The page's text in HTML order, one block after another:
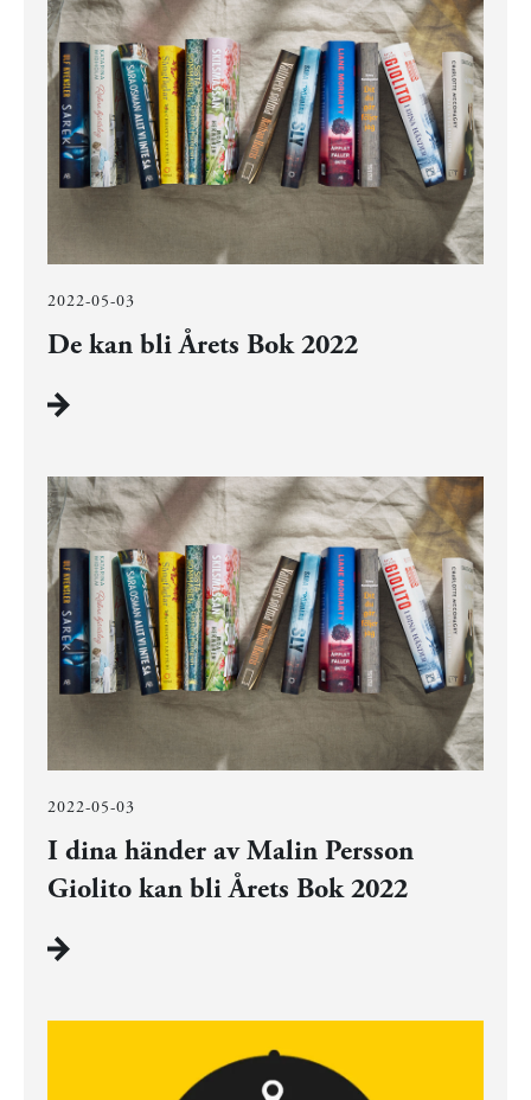
2022-05-03
De kan bli Årets Bok 2022
2022-05-03
I dina händer av Malin Persson
Giolito kan bli Årets Bok 2022